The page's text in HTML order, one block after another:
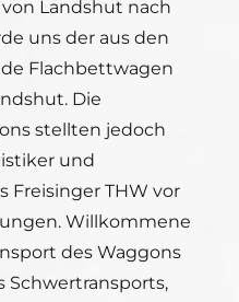
Landshut nach
uns der aus den
Flachbettwagen
Die
stellten jedoch
und
Freisinger THW vor
Willkommene
des Waggons
Schwertransports,